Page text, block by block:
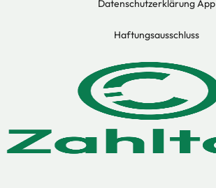
Datenschutzerklärung App
Haftungsausschluss